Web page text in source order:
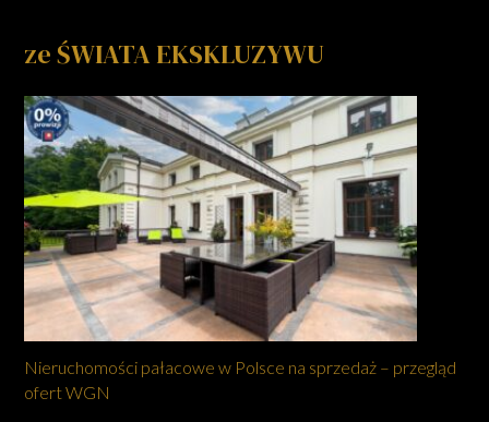
ze ŚWIATA EKSKLUZYWU
Nieruchomości pałacowe w Polsce na sprzedaż – przegląd
ofert WGN